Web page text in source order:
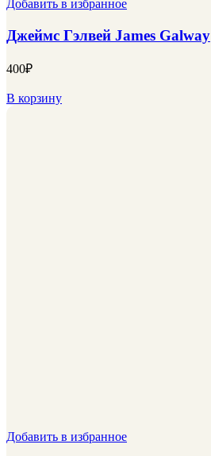
Добавить в избранное
Джеймс Гэлвей James Galway
400₽
В корзину
Добавить в избранное